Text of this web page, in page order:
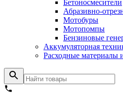
Бетоносмесители
Абразивно-
Мотобуры
Мотопомпы
Бензиновые
Аккумуляторная
Расходные материалы